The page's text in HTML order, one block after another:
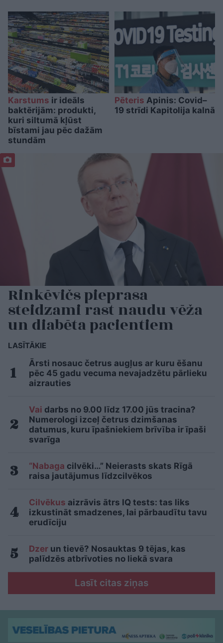
Karstums ir ideāls
baktērijām: produkti,
kuri siltumā kļūst
bīstami jau pēc dažām
stundām
Pēteris Apinis: Covid–
19 strīdi Kapitolija kalnā
Rinkēvičs pieprasa
steidzami rast naudu vēža
un diabēta pacientiem
LASĪTĀKIE
Ārsti nosauc četrus augļus ar kuru ēšanu
pēc 45 gadu vecuma nevajadzētu pārlieku
aizrauties
Vai darbs no 9.00 līdz 17.00 jūs tracina?
Numerologi izceļ četrus dzimšanas
datumus, kuru īpašniekiem brīvība ir īpaši
svarīga
“Nabaga cilvēki…” Neierasts skats Rīgā
raisa jautājumus līdzcilvēkos
Cilvēkus aizrāvis ātrs IQ tests: tas liks
izkustināt smadzenes, lai pārbaudītu tavu
erudīciju
Dzer un tievē? Nosauktas 9 tējas, kas
palīdzēs atbrīvoties no liekā svara
Lasīt citas ziņas